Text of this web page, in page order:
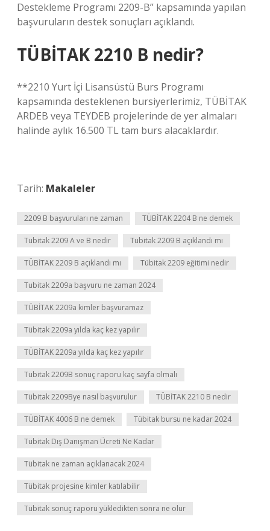
Destekleme Programı 2209-B” kapsamında yapılan
başvuruların destek sonuçları açıklandı.
TÜBİTAK 2210 B nedir?
**2210 Yurt İçi Lisansüstü Burs Programı
kapsamında desteklenen bursiyerlerimiz, TÜBİTAK
ARDEB veya TEYDEB projelerinde de yer almaları
halinde aylık 16.500 TL tam burs alacaklardır.
Tarih: Makaleler
2209 B başvuruları ne zaman TÜBİTAK 2204 B ne demek
Tübitak 2209 A ve B nedir Tübitak 2209 B açıklandı mı
TÜBİTAK 2209 B açıklandı mı Tübitak 2209 eğitimi nedir
Tubitak 2209a başvuru ne zaman 2024
TÜBİTAK 2209a kimler başvuramaz
Tübitak 2209a yılda kaç kez yapılır
TÜBİTAK 2209a yılda kaç kez yapılır
Tübitak 2209B sonuç raporu kaç sayfa olmalı
Tübitak 2209Bye nasıl başvurulur TÜBİTAK 2210 B nedir
TÜBİTAK 4006 B ne demek Tübitak bursu ne kadar 2024
Tübitak Dış Danışman Ücreti Ne Kadar
Tübitak ne zaman açıklanacak 2024
Tübitak projesine kimler katılabilir
Tübitak sonuç raporu yükledikten sonra ne olur